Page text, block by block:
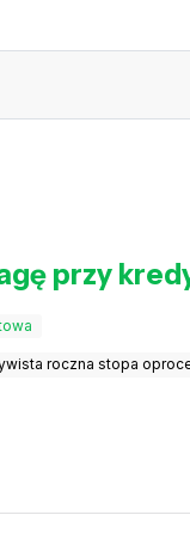
przy
roczna stopa